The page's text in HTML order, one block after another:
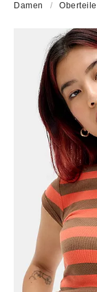
Damen Oberteile